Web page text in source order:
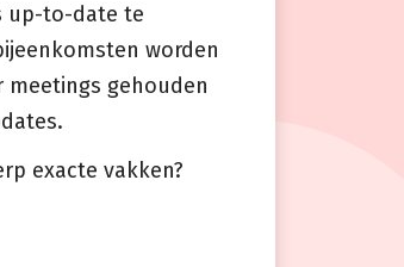
up-to-date te
worden
meetings gehouden
exacte vakken?